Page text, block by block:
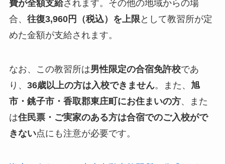
費が全額支給されます。その他の地域からの場
合、 往復3,960円（税込）を上限として教習所が定
めた金額が支給されます。
なお、この教習所は男性限定の合宿免許校であ
り、 36歳以上の方は入校できません。また、 旭
市・銚子市・香取郡東庄町にお住まいの方、また
は住民票・ご実家のある方は合宿でのご入校がで
きない点にも注意が必要です。